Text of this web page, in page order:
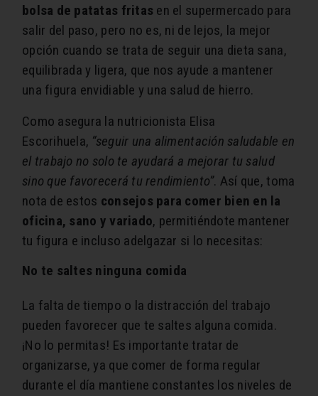
bolsa de patatas fritas en el supermercado para
salir del paso, pero no es, ni de lejos, la mejor
opción cuando se trata de seguir una dieta sana,
equilibrada y ligera, que nos ayude a mantener
una figura envidiable y una salud de hierro.
Como asegura la nutricionista Elisa
Escorihuela, “seguir una alimentación saludable en
el trabajo no solo te ayudará a mejorar tu salud
sino que favorecerá tu rendimiento”. Así que, toma
nota de estos consejos para comer bien en la
oficina, sano y variado, permitiéndote mantener
tu figura e incluso adelgazar si lo necesitas:
No te saltes ninguna comida
La falta de tiempo o la distracción del trabajo
pueden favorecer que te saltes alguna comida.
¡No lo permitas! Es importante tratar de
organizarse, ya que comer de forma regular
durante el día mantiene constantes los niveles de